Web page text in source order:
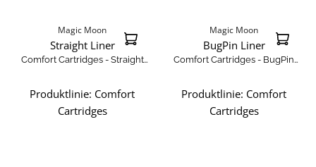
Magic Moon
Straight Liner
Comfort Cartridges - Straight
Produktlinie: Comfort
Cartridges
Magic Moon
BugPin Liner
Comfort Cartridges - BugPin
Produktlinie: Comfort
Cartridges